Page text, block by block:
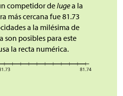
competidor delugea la
más cercana fue 81.73
a la milésima de
son posibles para este
la recta numérica.